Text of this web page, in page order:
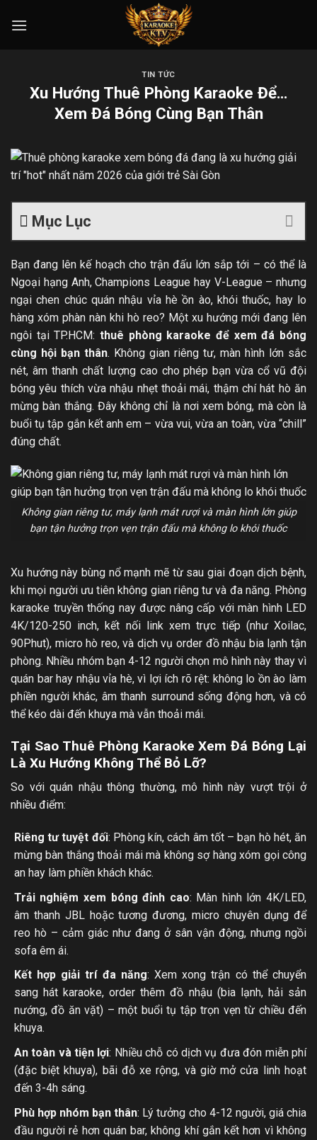
TIN TỨC
Xu Hướng Thuê Phòng Karaoke Để…
Xem Đá Bóng Cùng Bạn Thân
Mục Lục
Bạn đang lên kế hoạch cho trận đấu lớn sắp tới – có thể là
Ngoại hạng Anh, Champions League hay V-League – nhưng
ngại chen chúc quán nhậu vỉa hè ồn ào, khói thuốc, hay lo
hàng xóm phàn nàn khi hò reo? Một xu hướng mới đang lên
ngôi tại TP.HCM: thuê phòng karaoke để xem đá bóng
cùng hội bạn thân. Không gian riêng tư, màn hình lớn sắc
nét, âm thanh chất lượng cao cho phép bạn vừa cổ vũ đội
bóng yêu thích vừa nhậu nhẹt thoải mái, thậm chí hát hò ăn
mừng bàn thắng. Đây không chỉ là nơi xem bóng, mà còn là
buổi tụ tập gắn kết anh em – vừa vui, vừa an toàn, vừa “chill”
đúng chất.
Không gian riêng tư, máy lạnh mát rượi và màn hình lớn giúp
bạn tận hưởng trọn vẹn trận đấu mà không lo khói thuốc
Xu hướng này bùng nổ mạnh mẽ từ sau giai đoạn dịch bệnh,
khi mọi người ưu tiên không gian riêng tư và đa năng. Phòng
karaoke truyền thống nay được nâng cấp với màn hình LED
4K/120-250 inch, kết nối link xem trực tiếp (như Xoilac,
90Phut), micro hò reo, và dịch vụ order đồ nhậu bia lạnh tận
phòng. Nhiều nhóm bạn 4-12 người chọn mô hình này thay vì
quán bar hay nhậu vỉa hè, vì lợi ích rõ rệt: không lo ồn ào làm
phiền người khác, âm thanh surround sống động hơn, và có
thể kéo dài đến khuya mà vẫn thoải mái.
Tại Sao Thuê Phòng Karaoke Xem Đá Bóng Lại
Là Xu Hướng Không Thể Bỏ Lỡ?
So với quán nhậu thông thường, mô hình này vượt trội ở
nhiều điểm:
Riêng tư tuyệt đối: Phòng kín, cách âm tốt – bạn hò hét, ăn
mừng bàn thắng thoải mái mà không sợ hàng xóm gọi công
an hay làm phiền khách khác.
Trải nghiệm xem bóng đỉnh cao: Màn hình lớn 4K/LED,
âm thanh JBL hoặc tương đương, micro chuyên dụng để
reo hò – cảm giác như đang ở sân vận động, nhưng ngồi
sofa êm ái.
Kết hợp giải trí đa năng: Xem xong trận có thể chuyển
sang hát karaoke, order thêm đồ nhậu (bia lạnh, hải sản
nướng, đồ ăn vặt) – một buổi tụ tập trọn vẹn từ chiều đến
khuya.
An toàn và tiện lợi: Nhiều chỗ có dịch vụ đưa đón miễn phí
(đặc biệt khuya), bãi đỗ xe rộng, và giờ mở cửa linh hoạt
đến 3-4h sáng.
Phù hợp nhóm bạn thân: Lý tưởng cho 4-12 người, giá chia
đầu người rẻ hơn quán bar, không khí gắn kết hơn vì không